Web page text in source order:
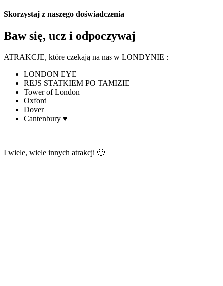
Skorzystaj z naszego doświadczenia
Baw się, ucz i odpoczywaj
ATRAKCJE, które czekają na nas w LONDYNIE :
LONDON EYE
REJS STATKIEM PO TAMIZIE
Tower of London
Oxford
Dover
Cantenbury ♥
I wiele, wiele innych atrakcji 🙂